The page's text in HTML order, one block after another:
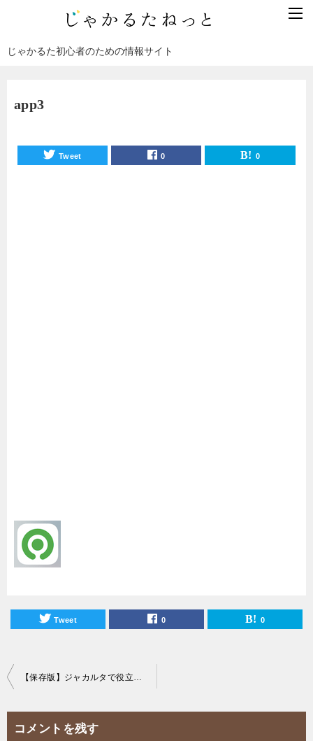
じゃかるた初心者のための情報サイト
app3
Tweet 0 0
Tweet 0 0
投
【保存版】ジャカルタで役立つ配車アプリ&神アプリを紹介！
コメントを残す